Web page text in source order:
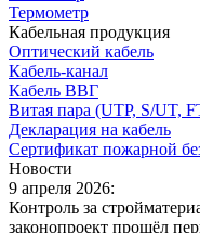
Термометр
Кабельная продукция
Оптический кабель
Кабель-канал
Кабель ВВГ
Витая пара (UTP, S/UT,
Декларация на кабель
Сертификат пожарной
Новости
9 апреля 2026:
Контроль за
законопроект прошёл